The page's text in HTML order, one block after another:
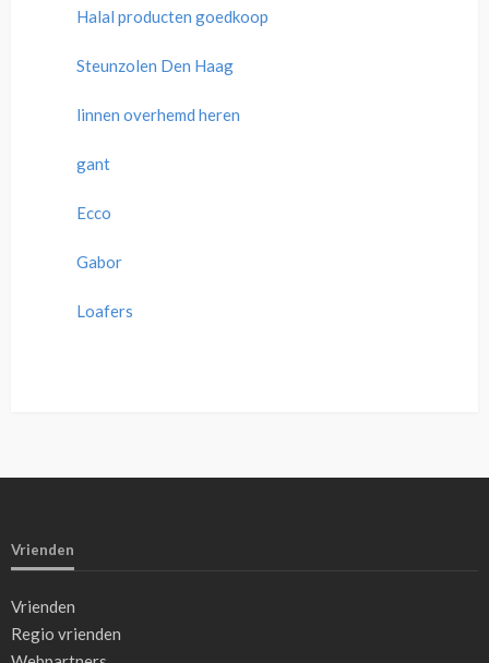
Halal producten goedkoop
Steunzolen Den Haag
linnen overhemd heren
gant
Ecco
Gabor
Loafers
Vrienden
Vrienden
Regio vrienden